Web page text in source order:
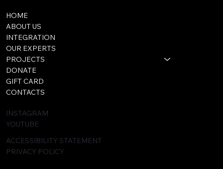
HOME
ABOUT US
INTEGRATION
OUR EXPERTS
PROJECTS
DONATE
GIFT CARD
CONTACTS
INSTAGRAM
YOUTUBE
ACCESSIBILITY STATEMENT
PRIVACY POLICY